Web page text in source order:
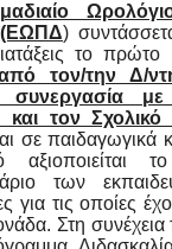
(ΕΩΠΔ)
το
τον/την Δ/
συνεργασία
και τον
σε παιδαγωγικά
αξιοποιείται
των
για τις οποίες
Στη συνέχεια